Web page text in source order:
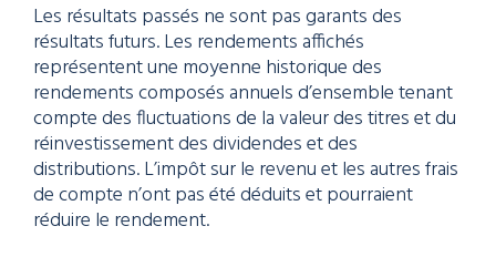
Les résultats passés ne sont pas garants des
résultats futurs. Les rendements affichés
représentent une moyenne historique des
rendements composés annuels d’ensemble tenant
compte des fluctuations de la valeur des titres et du
réinvestissement des dividendes et des
distributions. L’impôt sur le revenu et les autres frais
de compte n’ont pas été déduits et pourraient
réduire le rendement.